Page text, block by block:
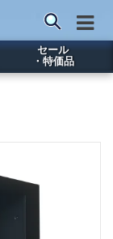
セール
・特価品